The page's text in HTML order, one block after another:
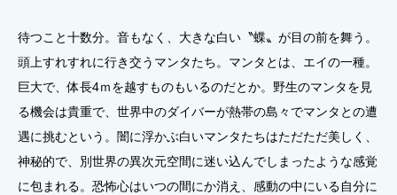
待つこと十数分。音もなく、大きな白い〝蝶〟が目の前を舞う。
頭上すれすれに行き交うマンタたち。マンタとは、エイの一種。
巨大で、体長4ｍを越すものもいるのだとか。野生のマンタを見
る機会は貴重で、世界中のダイバーが熱帯の島々でマンタとの遭
遇に挑むという。闇に浮かぶ白いマンタたちはただただ美しく、
神秘的で、別世界の異次元空間に迷い込んでしまったような感覚
に包まれる。恐怖心はいつの間にか消え、感動の中にいる自分に